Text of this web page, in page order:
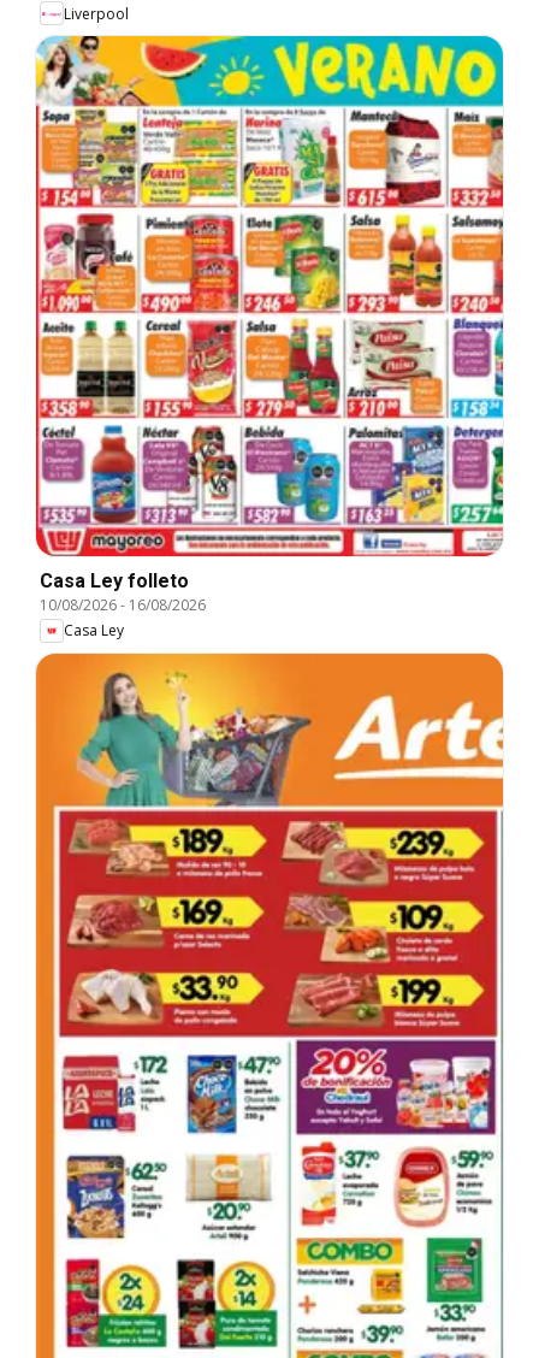
Liverpool
Casa Ley folleto
10/08/2026- 16/08/2026
Casa Ley